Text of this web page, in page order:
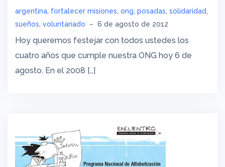
argentina, fortalecer misiones, ong, posadas, solidaridad,
sueños, voluntariado – 6 de agosto de 2012
Hoy queremos festejar con todos ustedes los
cuatro años que cumple nuestra ONG hoy 6 de
agosto. En el 2008 […]